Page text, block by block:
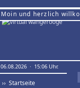
Moin und herzlich
06.08.2026 · 15:06 Uhr.
›› Startseite